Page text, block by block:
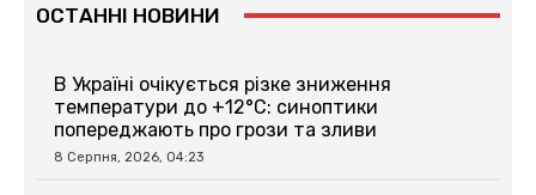
ОСТАННІ НОВИНИ
В Україні очікується різке зниження
температури до +12°C: синоптики
попереджають про грози та зливи
8 Серпня, 2026, 04:23